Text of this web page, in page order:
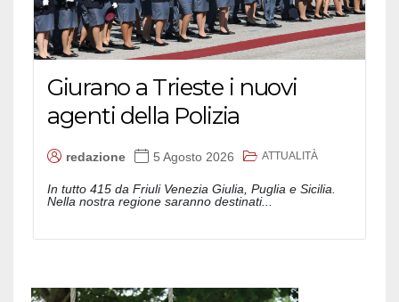
Giurano a Trieste i nuovi
agenti della Polizia
redazione 5 Agosto 2026 ATTUALITÀ
In tutto 415 da Friuli Venezia Giulia, Puglia e Sicilia.
Nella nostra regione saranno destinati...